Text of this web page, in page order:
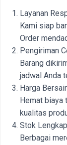
Layanan
Kami siap
Order
Pengiriman
Barang
jadwal Anda
Harga
Hemat biaya
kualitas
Stok Lengkap
Berbagai